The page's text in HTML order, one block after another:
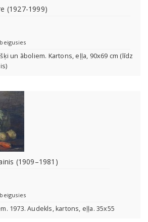
(1927-1999)
un āboliem. Kartons, eļļa, 90x69 cm (līdz
(1909–1981)
1973. Audekls, kartons, eļļa. 35x55